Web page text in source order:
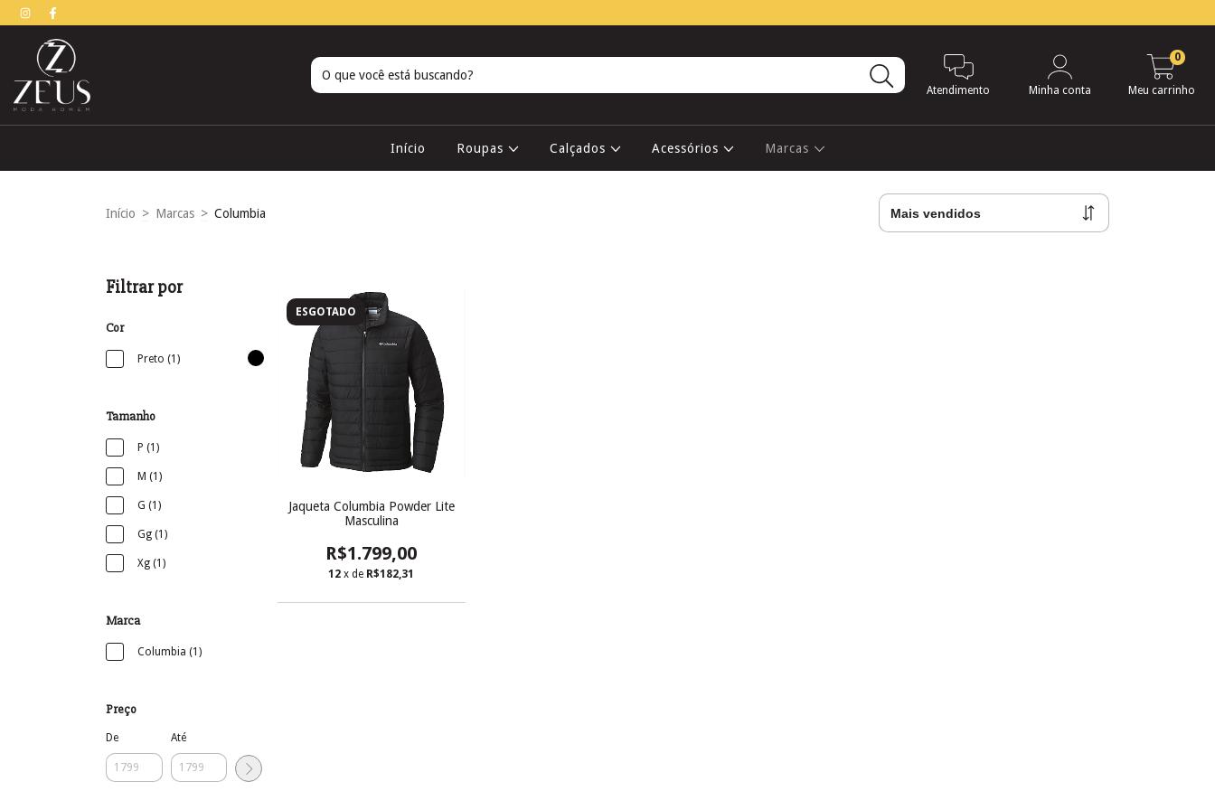
Atendimento Minha conta Meu carrinho
0
Início Roupas Calçados Acessórios Marcas
Início > Marcas > Columbia
Filtrar por
Cor
Preto (1)
Tamanho
P (1)
M (1)
G (1)
Gg (1)
Xg (1)
Marca
Columbia (1)
Preço
De Até
ESGOTADO
Jaqueta Columbia Powder Lite
Masculina
R$1.799,00
12 x de R$182,31